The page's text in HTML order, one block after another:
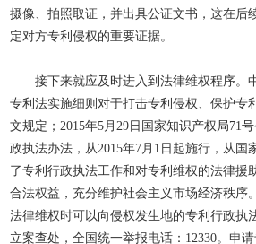
摄像、拍照取证，并出具公证文书，这在后
定对方专利侵权的重要证据。
接下来就应及时进入到法律维权程序。
专利法实施细则对于打击专利侵权、保护专
文规定；2015年5月29日国家知识产权局71
政执法办法，从2015年7月1日起施行，从国
了专利行政执法工作和对专利维权的法律援
合法权益，充分维护社会主义市场经济秩序
法律维权时可以向侵权发生地的专利行政执
立案查处，全国统一举报电话：12330。申